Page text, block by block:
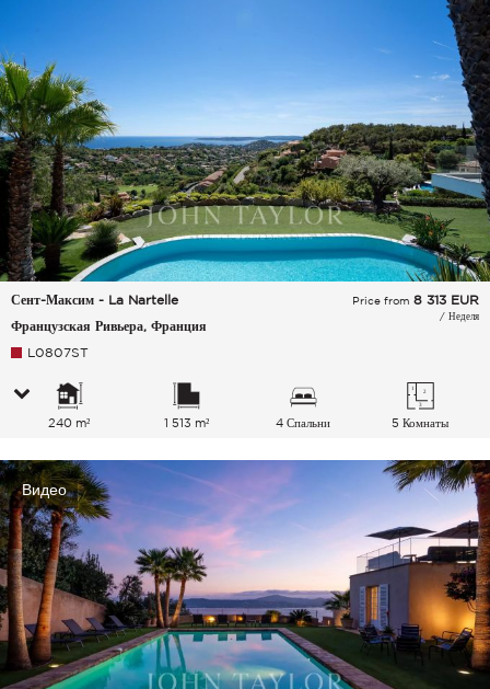
Сент-Максим - La Nartelle
Французская Ривьера, Франция
Price from 8 313 EUR
/ Неделя
L0807ST
240 m² 1 513 m² 4 Спальни 5 Комнаты
Видео